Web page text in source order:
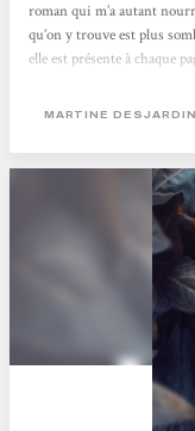
roman qui m’a autant
qu’on y trouve est plus
elle est présente à chaque
sort de ces pages, se
MARTINE